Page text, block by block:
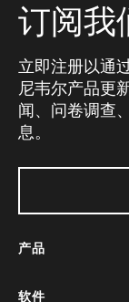
订阅我
立即注册以通
尼韦尔产品更
闻、问卷调查
息。
产品
软件